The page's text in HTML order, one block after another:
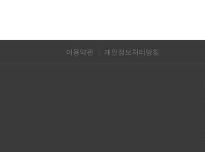
이용약관 개인정보처리방침